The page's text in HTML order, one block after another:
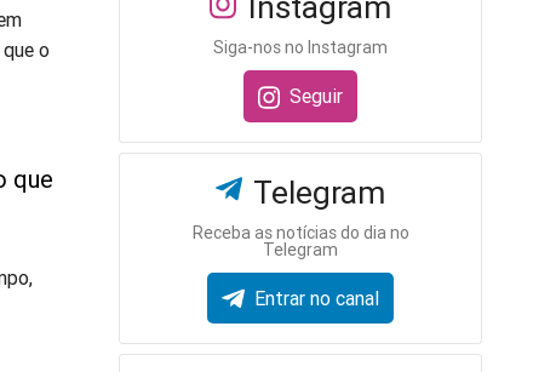
o
que
Siga-nos no Instagram
Seguir
Telegram
Receba as notícias do dia no
Telegram
Entrar no canal